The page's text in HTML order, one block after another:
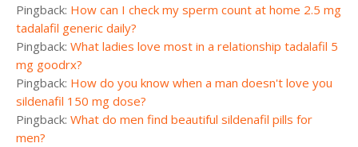
Pingback: How can I check my sperm count at home 2.5 mg
tadalafil generic daily?
Pingback: What ladies love most in a relationship tadalafil 5
mg goodrx?
Pingback: How do you know when a man doesn't love you
sildenafil 150 mg dose?
Pingback: What do men find beautiful sildenafil pills for
men?